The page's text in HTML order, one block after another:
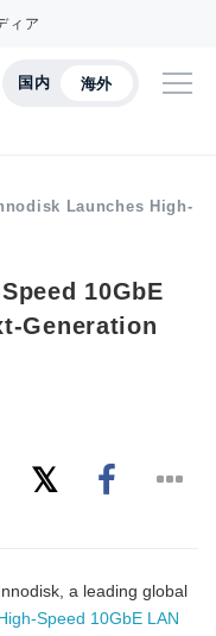
ィア
国内 海外
Launches High-
10GbE
Generation
a leading global
High-Speed 10GbE LAN